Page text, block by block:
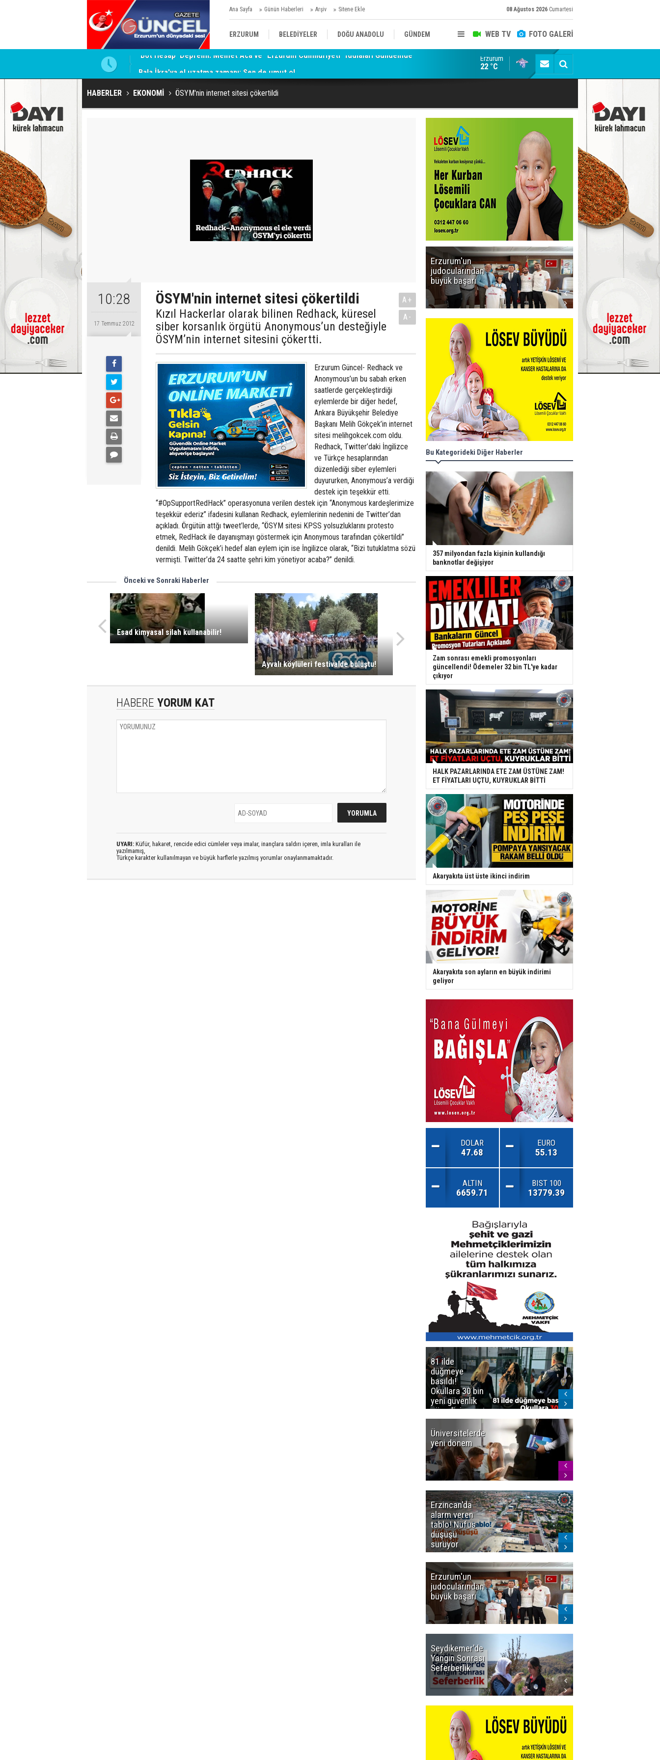
Ana Sayfa Günün Haberleri Arşiv Sitene Ekle 08 Ağustos 2026 Cumartesi
WEB TV FOTO GALERİ
ERZURUM BELEDİYELER DOĞU ANADOLU GÜNDEM
KÜLTÜR/SANAT//MAĞAZİN
ADALET BAKANI AKIN GÜRLEK'E AÇIK İHBAR!
Erzurum
22 °C
HABERLER EKONOMİ ÖSYM'nin internet sitesi çökertildi
10:28
17 Temmuz 2012
ÖSYM'nin internet sitesi çökertildi
Kızıl Hackerlar olarak bilinen Redhack, küresel
siber korsanlık örgütü Anonymous’un desteğiyle
ÖSYM’nin internet sitesini çökertti.
A+
A-
Erzurum Güncel- Redhack ve
Anonymous’un bu sabah erken
saatlerde gerçekleştirdiği
eylemlerde bir diğer hedef,
Ankara Büyükşehir Belediye
Başkanı Melih Gökçek’in internet
sitesi melihgokcek.com oldu.
Redhack, Twitter’daki İngilizce
ve Türkçe hesaplarından
düzenlediği siber eylemleri
duyururken, Anonymous’a verdiği
destek için teşekkür etti.
“#OpSupportRedHack” operasyonuna verilen destek için “Anonymous kardeşlerimize
teşekkür ederiz” ifadesini kullanan Redhack, eylemlerinin nedenini de Twitter’dan
açıkladı. Örgütün attğı tweet’lerde, “ÖSYM sitesi KPSS yolsuzluklarını protesto
etmek, RedHack ile dayanışmayı göstermek için Anonymous tarafından çökertildi”
denildi. Melih Gökçek’i hedef alan eylem için ise İngilizce olarak, “Bizi tutuklatma sözü
vermişti. Twitter’da 24 saatte şehri kim yönetiyor acaba?” denildi.
Önceki ve Sonraki Haberler
Esad kimyasal silah kullanabilir!
Ayvalı köylüleri festivalde buluştu!
HABERE YORUM KAT
UYARI: Küfür, hakaret, rencide edici cümleler veya imalar, inançlara saldırı içeren, imla kuralları ile
yazılmamış,
Türkçe karakter kullanılmayan ve büyük harflerle yazılmış yorumlar onaylanmamaktadır.
Erzurum'un
judocularından
büyük başarı
Bu Kategorideki Diğer Haberler
357 milyondan fazla kişinin kullandığı
banknotlar değişiyor
Zam sonrası emekli promosyonları
güncellendi! Ödemeler 32 bin TL'ye kadar
çıkıyor
HALK PAZARLARINDA ETE ZAM ÜSTÜNE ZAM!
ET FİYATLARI UÇTU, KUYRUKLAR BİTTİ
Akaryakıta üst üste ikinci indirim
Akaryakıta son ayların en büyük indirimi
geliyor
DOLAR
47.68
EURO
55.13
ALTIN
6659.71
BIST 100
13779.39
81 ilde
düğmeye
basıldı!
Okullara 30 bin
yeni güvenlik
görevlisi
Üniversitelerde
yeni dönem
Erzincan'da
alarm veren
tablo! Nüfus
düşüşü
sürüyor
Erzurum'un
judocularından
büyük başarı
Seydikemer'de
Yangın Sonrası
Seferberlik